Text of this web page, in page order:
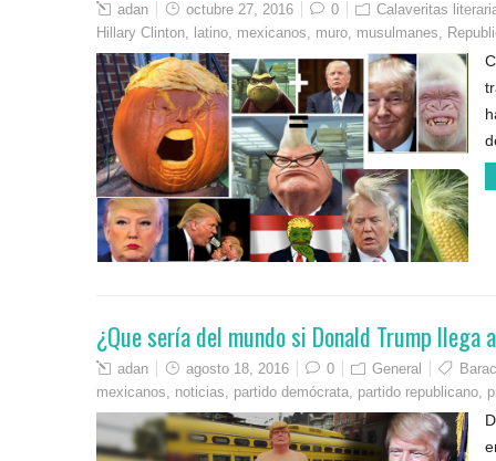
adan octubre 27, 2016 0
Calaveritas
Hillary Clinton, latino, mexicanos, muro, musulmanes,
¿Que sería del mundo si Donald Trump
adan agosto 18, 2016 0 General
mexicanos, noticias, partido demócrata, partido republicano,